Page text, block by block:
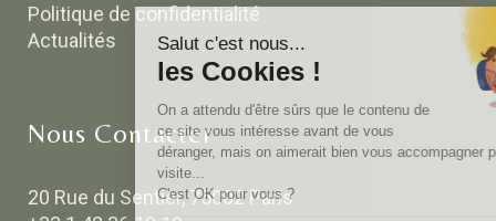
Politique de confidentialité
Actualités
Nous Contacter
20 Rue du Sentier, 75002 Paris